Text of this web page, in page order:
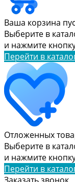
Ваша корзина
Выберите в
и нажмите
Перейти в
Отложенных
Выберите в
и нажмите
Перейти в